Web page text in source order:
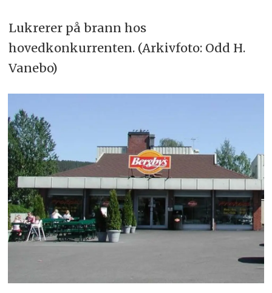
Lukrerer på brann hos
hovedkonkurrenten. (Arkivfoto: Odd H.
Vanebo)